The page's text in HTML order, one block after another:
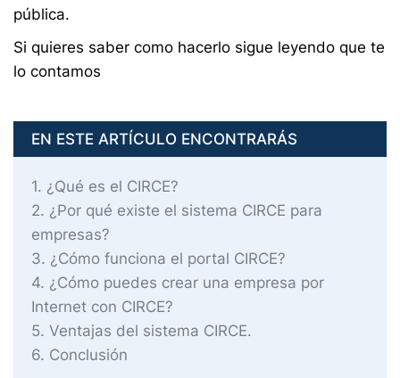
pública.
Si quieres saber como hacerlo sigue leyendo que te
lo contamos
EN ESTE ARTÍCULO ENCONTRARÁS
1 ¿Qué es el CIRCE?
2 ¿Por qué existe el sistema CIRCE para
empresas?
3 ¿Cómo funciona el portal CIRCE?
4 ¿Cómo puedes crear una empresa por
Internet con CIRCE?
5 Ventajas del sistema CIRCE.
6 Conclusión